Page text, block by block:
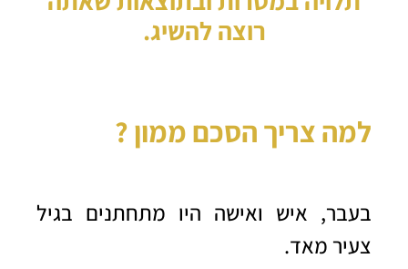
רוצה להשיג.
למה צריך הסכם ממון ?
בעבר, איש ואישה היו מתחתנים בגיל
צעיר מאד.